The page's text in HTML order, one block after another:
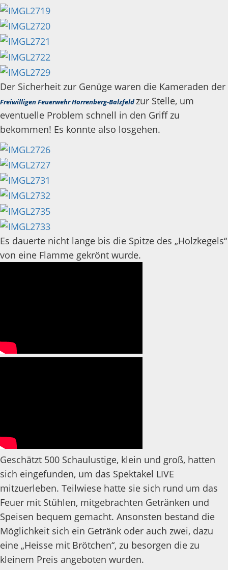
Der Sicherheit zur Genüge waren die Kameraden der
Freiwilligen Feuerwehr Horrenberg-Balzfeld zur Stelle, um
eventuelle Problem schnell in den Griff zu
bekommen! Es konnte also losgehen.
Es dauerte nicht lange bis die Spitze des „Holzkegels“
von eine Flamme gekrönt wurde.
Geschätzt 500 Schaulustige, klein und groß, hatten
sich eingefunden, um das Spektakel LIVE
mitzuerleben. Teilwiese hatte sie sich rund um das
Feuer mit Stühlen, mitgebrachten Getränken und
Speisen bequem gemacht. Ansonsten bestand die
Möglichkeit sich ein Getränk oder auch zwei, dazu
eine „Heisse mit Brötchen“, zu besorgen die zu
kleinem Preis angeboten wurden.